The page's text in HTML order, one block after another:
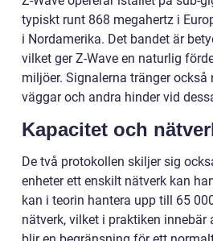
typiskt runt 868 megahertz i
i Nordamerika. Det bandet är
vilket ger Z-Wave en naturlig
miljöer. Signalerna tränger
väggar och andra hinder vid
Kapacitet och
De två protokollen skiljer sig
enheter ett enskilt nätverk kan
kan i teorin hantera upp till 65
nätverk, vilket i praktiken